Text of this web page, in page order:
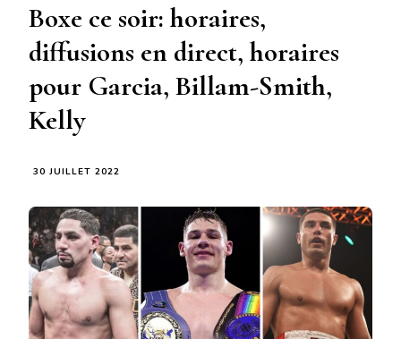
Boxe ce soir: horaires,
diffusions en direct, horaires
pour Garcia, Billam-Smith,
Kelly
30 JUILLET 2022